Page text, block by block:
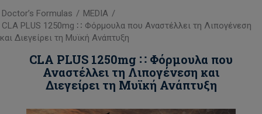
Doctor’s Formulas / MEDIA /
CLA PLUS 1250mg ∷ Φόρμουλα που Αναστέλλει τη Λιπογένεση
και Διεγείρει τη Μυϊκή Ανάπτυξη
CLA PLUS 1250mg ∷ Φόρμουλα που
Αναστέλλει τη Λιπογένεση και
Διεγείρει τη Μυϊκή Ανάπτυξη